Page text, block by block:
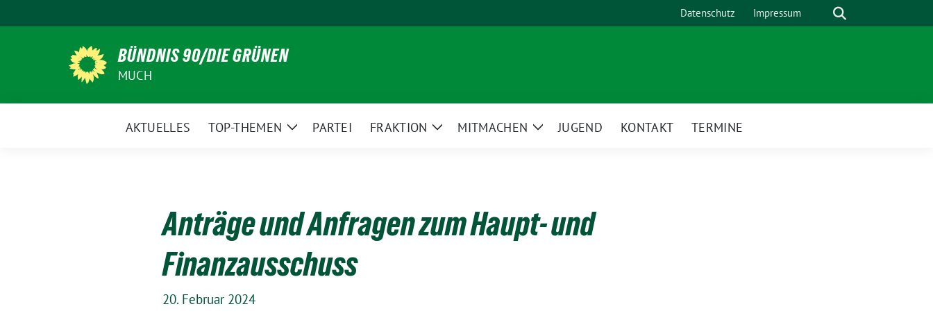
zum
Datenschutz Impressum Suche
BÜNDNIS 90/DIE GRÜNEN
MUCH
AKTUELLES TOP-THEMEN
ZeigePARTEI FRAKTION
ZeigeMITMACHEN
ZeigeJUGEND KONTAKT TERMINE
Anträge und Anfragen zum Haupt- und
Finanzausschuss
20. Februar 2024